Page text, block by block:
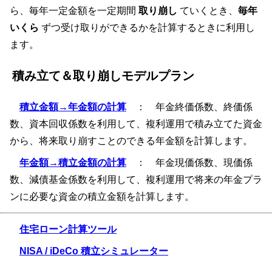
ら、毎年一定金額を一定期間 取り崩し ていくとき、 毎年
いくら ずつ受け取りができるかを計算するときに利用し
ます。
積み立て＆取り崩しモデルプラン
積立金額→年金額の計算 ： 年金終価係数、終価係
数、資本回収係数を利用して、複利運用で積み立てた資金
から、将来取り崩すことのできる年金額を計算します。
年金額→積立金額の計算 ： 年金現価係数、現価係
数、減債基金係数を利用して、複利運用で将来の年金プラ
ンに必要な資金の積立金額を計算します。
住宅ローン計算ツール
NISA / iDeCo 積立シミュレーター